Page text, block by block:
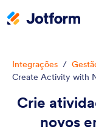
Integrações /
Create Activity with
Crie
novos